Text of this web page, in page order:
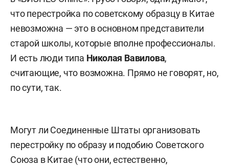
что перестройка по советскому образцу в Китае
невозможна — это в основном представители
старой школы, которые вполне профессионалы.
И есть люди типа Николая Вавилова,
считающие, что возможна. Прямо не говорят, но,
по сути, так.
Могут ли Соединенные Штаты организовать
перестройку по образу и подобию Советского
Союза в Китае (что они, естественно,